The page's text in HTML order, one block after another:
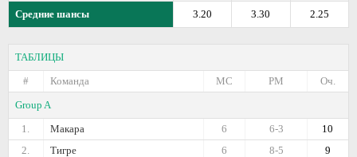
Средние шансы 2.25
3.30
3.20
ТАБЛИЦЫ
#
Команда Оч.
РМ
МС
Group A
1.
Макара 10
6-3
6
2.
Тигре 9
8-5
6